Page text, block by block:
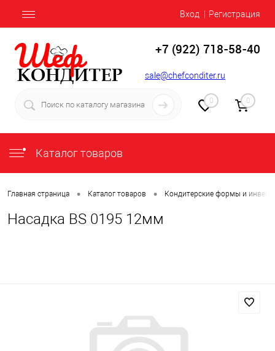
Вход Регистрация
+7 (922) 718-58-40
sale@chefconditer.ru
0 0
Каталог товаров
Главная страница • Каталог товаров • Кондитерские формы и
Насадка BS 0195 12мм